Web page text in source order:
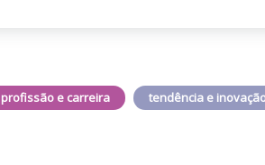
profissão e carreira tendência e